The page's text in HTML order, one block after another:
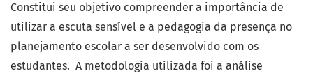
Constitui seu objetivo compreender a importância de
utilizar a escuta sensível e a pedagogia da presença no
planejamento escolar a ser desenvolvido com os
estudantes. A metodologia utilizada foi a análise